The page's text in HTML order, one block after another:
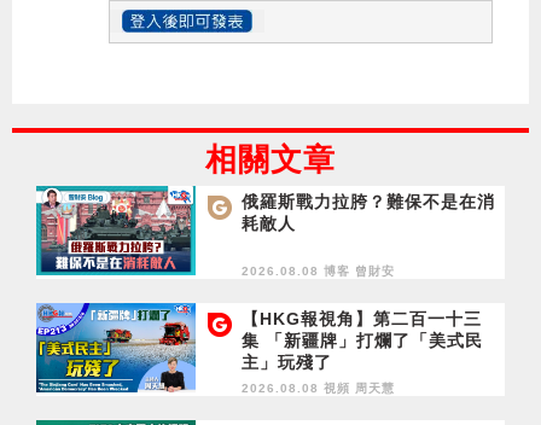
相關文章
俄羅斯戰力拉胯？難保不是在消
耗敵人
2026.08.08 博客 曾財安
【HKG報視角】第二百一十三
集 「新疆牌」打爛了「美式民
主」玩殘了
2026.08.08 視頻 周天慧